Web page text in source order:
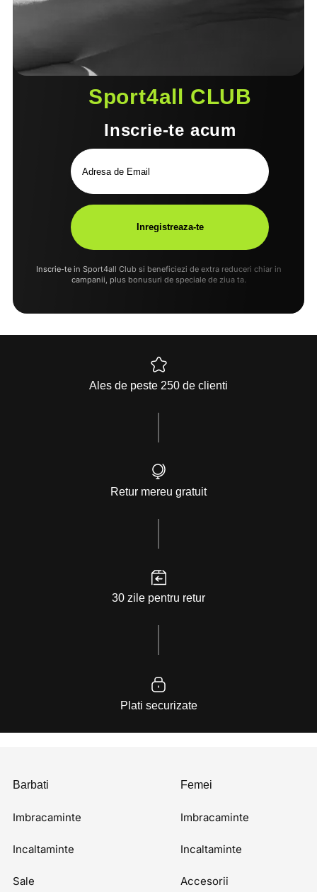
Sport4all CLUB
Inscrie-te acum
Inscrie-te in Sport4all Club si beneficiezi de extra reduceri chiar in
campanii, plus bonusuri de speciale de ziua ta.
Ales de peste 250 de clienti
Retur mereu gratuit
30 zile pentru retur
Plati securizate
Barbati
Imbracaminte
Incaltaminte
Sale
Femei
Imbracaminte
Incaltaminte
Accesorii